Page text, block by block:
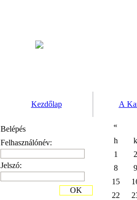
Kezdőlap A
Belépés
Felhasználónév:
Jelszó:
OK
«
h
k
1
2
8
9
15
22